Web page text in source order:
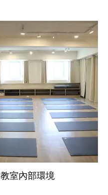
教室內部環境